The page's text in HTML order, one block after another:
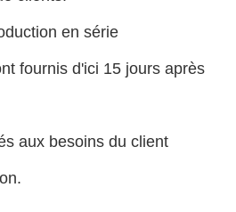
en série
fournis d'ici 15 jours après
aux besoins du client